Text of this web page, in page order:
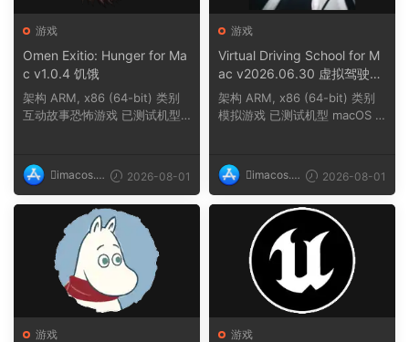
游戏
Omen Exitio: Hunger for Ma
c v1.0.4 饥饿
架构 ARM, x86 (64-bit) 类别
互动故事恐怖游戏 已测试机型
imacos.t
op
2026-08-01
游戏
Virtual Driving School for M
ac v2026.06.30 虚拟驾驶学
校
架构 ARM, x86 (64-bit) 类别
模拟游戏 已测试机型 macOS T
imacos.t
op
2026-08-01
游戏 游戏